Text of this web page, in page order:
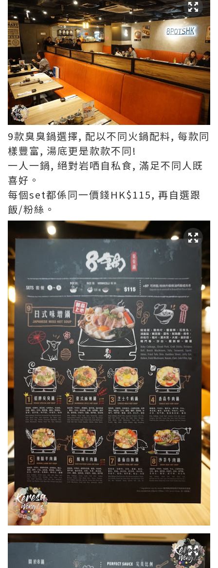
9款臭臭鍋選擇, 配以不同火鍋配料, 每款同
樣豐富, 湯底更是款款不同!
一人一鍋, 絕對岩哂自私食, 滿足不同人既
喜好。
每個set都係同一價錢HK$115, 再自選跟
飯/粉絲。